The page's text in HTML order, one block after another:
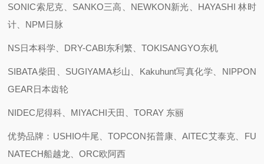
SONIC索尼克、SANKO三高、NEWKON新光、HAYASHI 林时
计、NPM日脉
NS日本科学、DRY-CABI东利繁、TOKISANGYO东机
SIBATA柴田、SUGIYAMA杉山、Kakuhunt写真化学、NIPPON
GEAR日本齿轮
NIDEC尼得科、MIYACHI天田、TORAY 东丽
优势品牌：USHIO牛尾、TOPCON拓普康、AITEC艾泰克、FU
NATECH船越龙、ORC欧阿西